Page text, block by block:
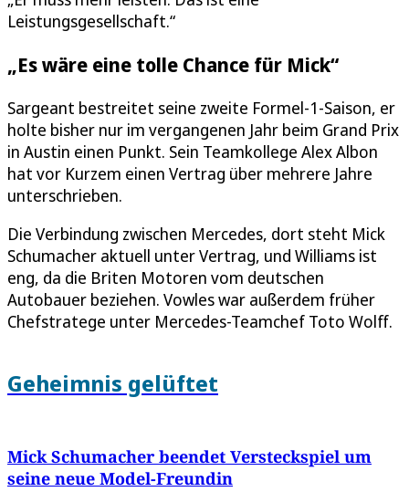
Leistungsgesellschaft.“
„Es wäre eine tolle Chance für Mick“
Sargeant bestreitet seine zweite Formel-1-Saison, er
holte bisher nur im vergangenen Jahr beim Grand Prix
in Austin einen Punkt. Sein Teamkollege Alex Albon
hat vor Kurzem einen Vertrag über mehrere Jahre
unterschrieben.
Die Verbindung zwischen Mercedes, dort steht Mick
Schumacher aktuell unter Vertrag, und Williams ist
eng, da die Briten Motoren vom deutschen
Autobauer beziehen. Vowles war außerdem früher
Chefstratege unter Mercedes-Teamchef Toto Wolff.
Geheimnis gelüftet
Mick Schumacher beendet Versteckspiel um
seine neue Model-Freundin